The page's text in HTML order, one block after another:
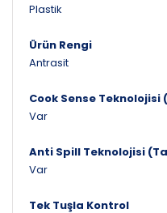
Plastik
Ürün Rengi
Antrasit
Cook Sense Teknolojisi
Var
Anti Spill Teknolojisi
Var
Tek Tuşla Kontrol